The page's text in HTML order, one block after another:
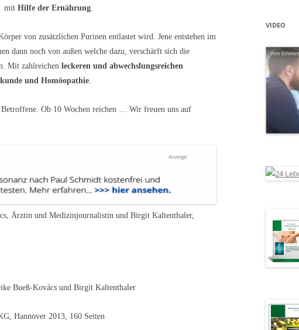
mit Hilfe der Ernährung.
von zusätzlichen Purinen entlastet wird. Jene entstehen im
dann noch von außen welche dazu, verschärft sich die
Mit zahlreichen leckeren und abwechslungsreichen
und Homöopathie.
Ob 10 Wochen reichen … Wir freuen uns auf
Ärztin und Medizinjournalistin und Birgit Kaltenthaler,
Bueß-Kovács und Birgit Kaltenthaler
Hannover 2013, 160 Seiten
VIDEO